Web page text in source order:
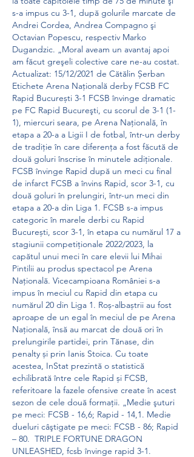
s-a impus cu 3-1, după golurile marcate de
Andrei Cordea, Andrea Compagno şi
Octavian Popescu, respectiv Marko
Dugandzic. „Moral aveam un avantaj apoi
am făcut greşeli colective care ne-au costat.
Actualizat: 15/12/2021 de Cătălin Șerban
Etichete Arena Națională derby FCSB FC
Rapid București 3-1 FCSB învinge dramatic
pe FC Rapid Bucureşti, cu scorul de 3-1 (1-
1), miercuri seara, pe Arena Naţională, în
etapa a 20-a a Ligii I de fotbal, într-un derby
de tradiţie în care diferenţa a fost făcută de
două goluri înscrise în minutele adiţionale.
FCSB învinge Rapid după un meci cu final
de infarct FCSB a învins Rapid, scor 3-1, cu
două goluri în prelungiri, într-un meci din
etapa a 20-a din Liga 1. FCSB s-a impus
categoric în marele derbi cu Rapid
București, scor 3-1, în etapa cu numărul 17 a
stagiunii competiționale 2022/2023, la
capătul unui meci în care elevii lui Mihai
Pintilii au produs spectacol pe Arena
Națională. Vicecampioana României s-a
impus în meciul cu Rapid din etapa cu
numărul 20 din Liga 1. Roș-albaștrii au fost
aproape de un egal în meciul de pe Arena
Națională, însă au marcat de două ori în
prelungirile partidei, prin Tănase, din
penalty și prin Ianis Stoica. Cu toate
acestea, InStat prezintă o statistică
echilibrată între cele Rapid și FCSB,
referitoare la fazele ofensive create în acest
sezon de cele două formații. „Medie şuturi
pe meci: FCSB - 16,6; Rapid - 14,1. Medie
dueluri câştigate pe meci: FCSB - 86; Rapid
– 80.  TRIPLE FORTUNE DRAGON
UNLEASHED, fcsb învinge rapid 3-1.